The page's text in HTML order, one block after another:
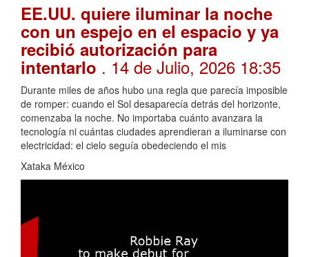
EE.UU. quiere iluminar la noche
con un espejo en el espacio y ya
recibió autorización para
intentarlo . 14 de Julio, 2026 18:35
Durante miles de años hubo una regla que parecía imposible
de romper: cuando el Sol desaparecía detrás del horizonte,
comenzaba la noche. No importaba cuánto avanzara la
tecnología ni cuántas ciudades aprendieran a iluminarse con
electricidad: el cielo seguía obedeciendo el mis
Xataka México